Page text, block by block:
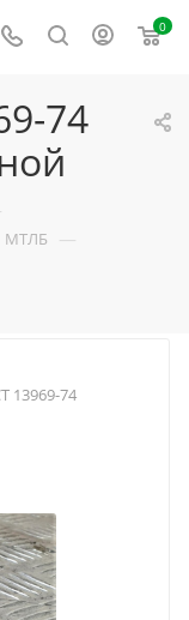
0
74
МТЛБ —
13969-74